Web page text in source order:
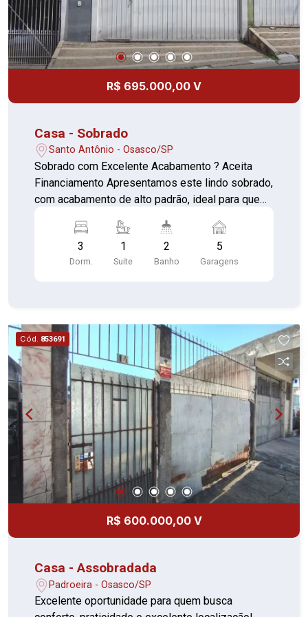
R$ 695.000,00 V
Casa - Sobrado
Santo Antônio - Osasco/SP
Sobrado com Excelente Acabamento ? Aceita
Financiamento Apresentamos este lindo sobrado,
com acabamento de alto padrão, ideal para quem
aceita financiamento e oferece uma excelente
distribuição dos ambientes. Características do
imóvel: 03 dormitórios, sendo 01 suíte; Sala
amigos; 05 vagas de garagem. Uma ótima
oportunidade para quem deseja morar em um
imóvel completo, com excelente acabamento e
pronto para receber sua família. Agende uma
visita e conheça todos os detalhes.
3
Dorm.
1
Suite
2
Banho
5
Garagens
Cód. 853691
R$ 600.000,00 V
Casa - Assobradada
Padroeira - Osasco/SP
Excelente oportunidade para quem busca